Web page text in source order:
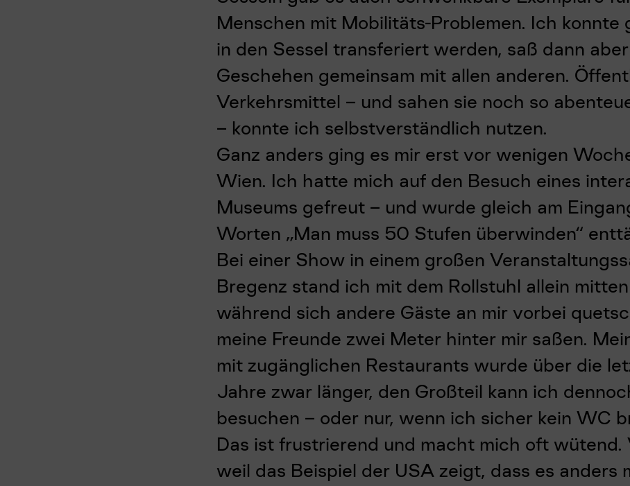
Menschen mit Mobilitäts-Problemen. Ich konnte
in den Sessel transferiert werden, saß dann
Geschehen gemeinsam mit allen anderen.
Verkehrsmittel – und sahen sie noch so
– konnte ich selbstverständlich nutzen.
Ganz anders ging es mir erst vor wenigen
Wien. Ich hatte mich auf den Besuch eines
Museums gefreut – und wurde gleich am
Worten „Man muss 50 Stufen überwinden“
Bei einer Show in einem großen
Bregenz stand ich mit dem Rollstuhl allein
während sich andere Gäste an mir vorbei
meine Freunde zwei Meter hinter mir saßen.
mit zugänglichen Restaurants wurde über die
Jahre zwar länger, den Großteil kann ich
besuchen – oder nur, wenn ich sicher kein WC
Das ist frustrierend und macht mich oft wütend.
weil das Beispiel der USA zeigt, dass es anders